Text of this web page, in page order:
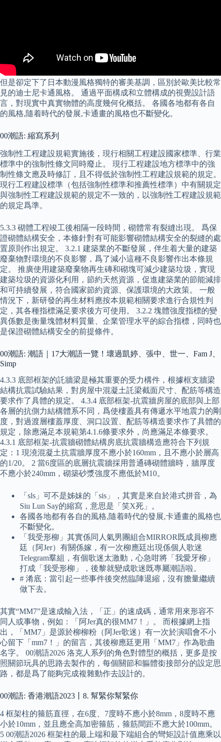
但是卻定下了日本動漫風格獨特的審美基調，區別於歐美比較常
見的迪士尼卡通風格。 通過平面構成和立體構成的視覺設計語
言，對現實中真實物體的高度幾何化概括。 各國各地都有各自
的風格,隨着時代的發展,卡通畫的風格也不斷變化。
00潮語: 縮寫系列
強制性工程建設規範實施後，現行相關工程建設國家標準、行業
標準中的強制性條文同時廢止。 現行工程建設地方標準中的強
制性條文應及時修訂，且不得低於強制性工程建設規範的規定。
現行工程建設標準（包括強制性標準和推薦性標準）中有關規定
與強制性工程建設規範的規定不一致的，以強制性工程建設規範
的規定爲準。
5.3.3 砌體工程竣工後相隔一段時間，砌體常有裂縫出現。 爲保
證砌體結構安全，本條針對有可能影響砌體結構安全的裂縫的處
置原則作出規定。 3.2.1 建築業的不斷發展，伴生着大量的建築
廢棄物對環境的不良影響，爲了減小這種不良影響作出本條規
定。 推廣使用建築廢棄物再生磚和砌塊可減少建築垃圾，實現
建築垃圾的資源化利用，節約天然資源，促進建築業的節能減排
和可持續發展，符合國家節約資源、保護環境的大政策。 一般
情況下，新研發的再生材料應按本規範相關要求進行合規性判
定，其各種指標滿足要求後方可使用。 3.2.2 塊體強度指標的變
異係數是衡量塊體材料質量、企業管理水平的綜合指標，同時也
是保證砌體結構安全的前提條件。
00潮語: 潮語｜17大潮語一覽！壞過凱婷、張中、世一、Fam J、
Simp
4.3.3 底部框架的託牆梁是極其重要的受力構件，根據框支牆梁
結構抗震試驗結果，對房屋中混凝土託梁截面尺寸、配筋等構造
要求作了具體的規定。 4.3.4 底部框架-抗震牆房屋的底部與上部
各層的抗側力結構體系不同，爲使樓蓋具有傳遞水平地震力的剛
度，對過渡層樓蓋厚度、洞口設置、配筋等構造要求作了具體的
規定，除應滿足本規範第4.1.6條要求外，尚應滿足本條要求。
4.3.1 底部框架-抗震牆砌體結構房底抗震牆構造應符合下列規
定：1 現澆混凝土抗震牆厚度不應小於160mm，且不應小於層高
的1/20。 2 當6度區的底層抗震牆採用普通磚砌體牆時，牆厚度
不應小於240mm，砌築砂漿強度不應低於M10。
「sls」可不是姊妹的「sis」，其實是來自於港式拼音，為
Siu Lun Say的縮寫，意思是「笑X死」。
各國各地都有各自的風格,隨着時代的發展,卡通畫的風格也
不斷變化。
「我受形柳」其實係同人氣男團組合MIRROR既成員柳應
廷（阿Jer）有關係嫁，有一次柳應廷出現係個人歌迷
Telegram羣組，有個歌迷太激動，心急咁將「我愛牙柳」
打成「我受形柳」，後黎就變成歌迷既專屬潮語啦。
# 淆底：當引起一些事件後突然臨陣退縮，沒有膽量繼續
做下去。
其實“MM7”是速成輸入法，「正」的速成碼，通常用來形容不
同人或事物，例如：「阿Jer真的很MM7！」。 而根據網上指
出，「MM7」是源於柳柳粉（阿Jer歌迷）有一次於演唱會不小
心留下「mm7！」的留言，其後柳應廷更用「MM7」作為歌曲
名字。 00潮語2026 洛克人系列的角色對體型的概括，更多是按
照關節玩具的思路去製作的，每個關節和軀體銜接部分的設定思
路，都是爲了能夠完成複雜動作去設計的。
00潮語: 香港潮語2023丨8. 幫緊你幫緊你
4 框架柱的箍筋直徑，在6度、7度時不應小於8mm，8度時不應
小於10mm，並且應全高加密箍筋，箍筋間距不應大於100mm。
5 00潮語2026 框架柱的最上端和最下端組合的彎矩設計值應乘以